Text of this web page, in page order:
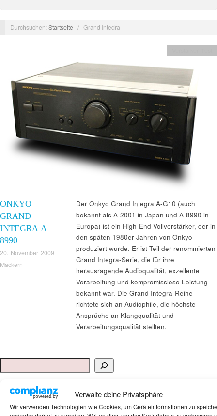
Verwalte deine Privatsphäre
Wir verwenden Technologien wie Cookies, um Geräteinformationen zu
Durchsuchen:Startseite / Grand Intedra
ONKYO
GRAND
INTEGRA A
8990
20. November 2009
Mackern
Der Onkyo Grand Integra A-G10 (auch
bekannt als A-2001 in Japan und A-8990 in
Europa) ist ein High-End-Vollverstärker, der in
den späten 1980er Jahren von Onkyo
produziert wurde. Er ist Teil der renommierten
Grand Integra-Serie, die für ihre
herausragende Audioqualität, exzellente
Verarbeitung und kompromisslose Leistung
bekannt war. Die Grand Integra-Reihe
richtete sich an Audiophile, die höchste
Ansprüche an Klangqualität und
Verarbeitungsqualität stellten.
Suchen